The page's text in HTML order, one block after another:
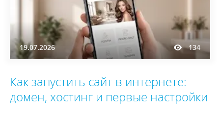
19.07.2026 134
Как запустить сайт в интернете:
домен, хостинг и первые настройки